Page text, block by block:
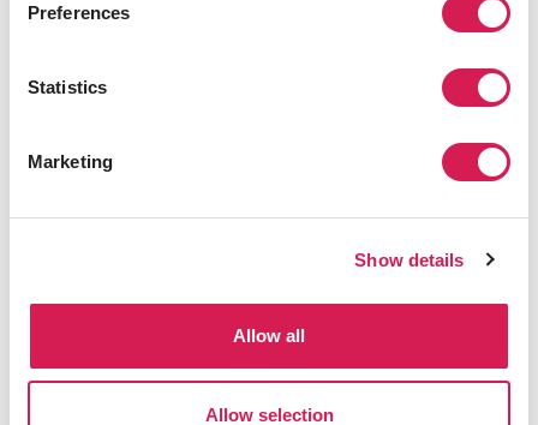
Preferences
Statistics
Marketing
Show details
Allow all
Allow selection
UC 산타바바라
SAF/IES Abroad 재단 소개
SAF를 통해 수학 가능한 봄쿼터 추천 대학 및 프로그램
일시: 11월 11일(화), 오후 8-9시 (한국시간)
장소: 온라인 줌, 사전 참가 등록 필수
스피커: 송지혜 (학생 카운슬러, SAF Korea)